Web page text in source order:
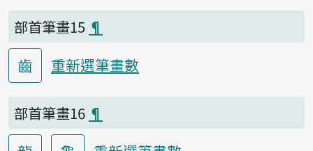
部首筆畫15 ¶
齒 重新選筆畫數
部首筆畫16 ¶